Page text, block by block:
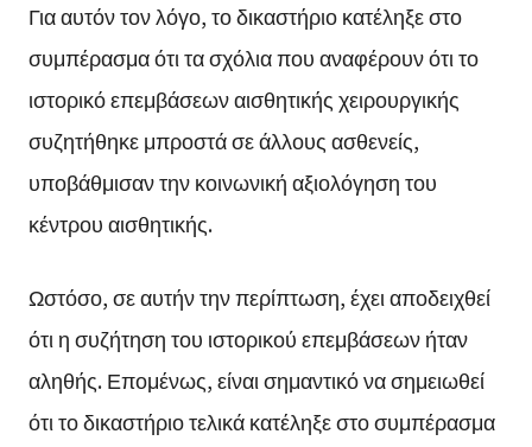
Για αυτόν τον λόγο, το δικαστήριο κατέληξε στο
συμπέρασμα ότι τα σχόλια που αναφέρουν ότι το
ιστορικό επεμβάσεων αισθητικής χειρουργικής
συζητήθηκε μπροστά σε άλλους ασθενείς,
υποβάθμισαν την κοινωνική αξιολόγηση του
κέντρου αισθητικής.
Ωστόσο, σε αυτήν την περίπτωση, έχει αποδειχθεί
ότι η συζήτηση του ιστορικού επεμβάσεων ήταν
αληθής. Επομένως, είναι σημαντικό να σημειωθεί
ότι το δικαστήριο τελικά κατέληξε στο συμπέρασμα